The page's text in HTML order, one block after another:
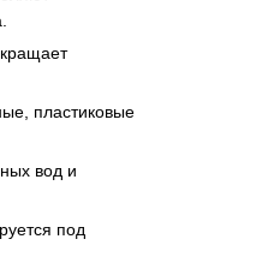
пластиковые
вод и
под